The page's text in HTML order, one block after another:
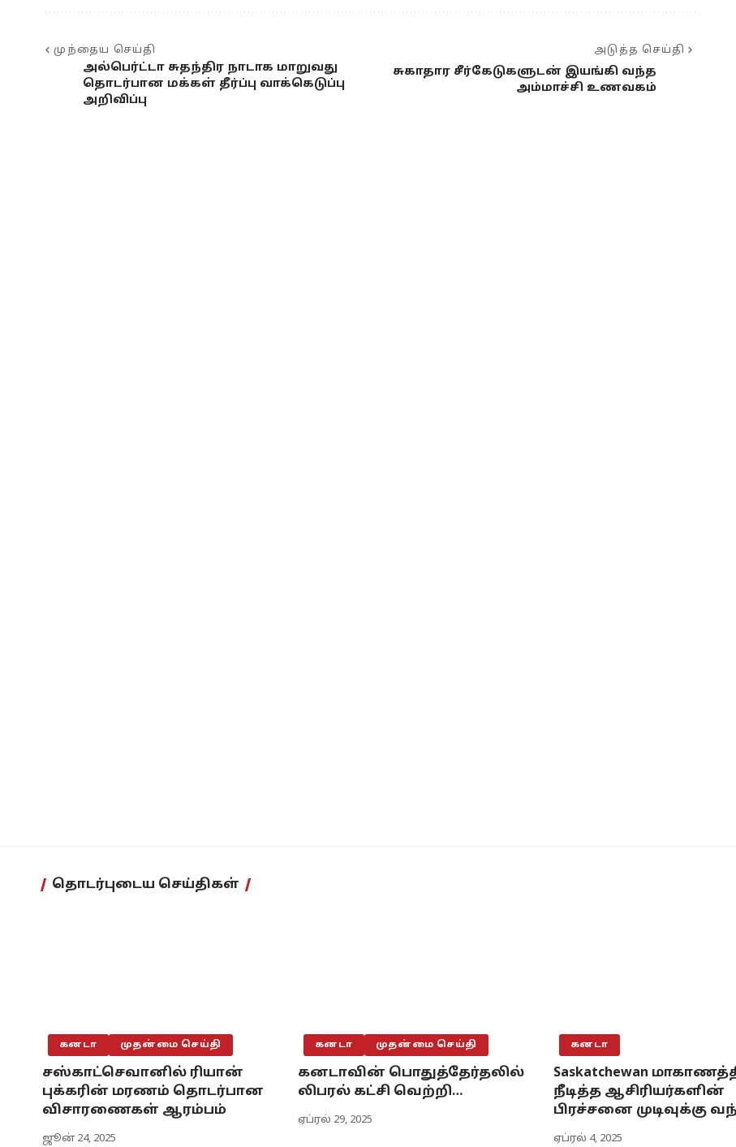
முந்தைய செய்தி
அல்பெர்ட்டா சுதந்திர நாடாக மாறுவது
தொடர்பான மக்கள் தீர்ப்பு வாக்கெடுப்பு
அறிவிப்பு
அடுத்த செய்தி
சுகாதார சீர்கேடுகளுடன் இயங்கி வந்த
அம்மாச்சி உணவகம்
தொடர்புடைய செய்திகள்
கனடா முதன்மை செய்தி
சஸ்காட்செவானில் ரியான்
புக்கரின் மரணம் தொடர்பான
விசாரணைகள் ஆரம்பம்
ஜூன் 24, 2025
கனடா முதன்மை செய்தி
கனடாவின் பொதுத்தேர்தலில்
லிபரல் கட்சி வெற்றி…
ஏப்ரல் 29, 2025
கனடா
Saskatchewan
நீடித்த ஆசிரியர்களின்
பிரச்சனை முடிவுக்கு
ஏப்ரல் 4, 2025